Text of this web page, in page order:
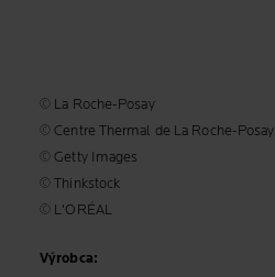
© La Roche-Posay
© Centre Thermal de La Roche-Posay
© Getty Images
© Thinkstock
© L'ORÉAL
Výrobca: